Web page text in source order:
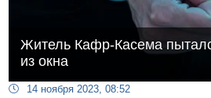
Житель Кафр-Касема
из окна
14 ноября 2023, 08:52